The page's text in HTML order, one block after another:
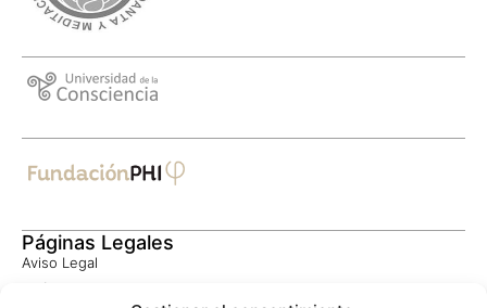
Páginas Legales
Aviso Legal
Política de Privacidad